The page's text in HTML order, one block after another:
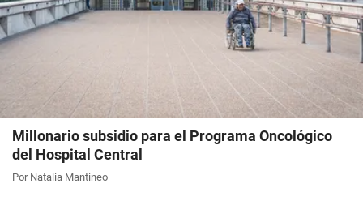
Millonario subsidio para el Programa Oncológico
del Hospital Central
Por Natalia Mantineo